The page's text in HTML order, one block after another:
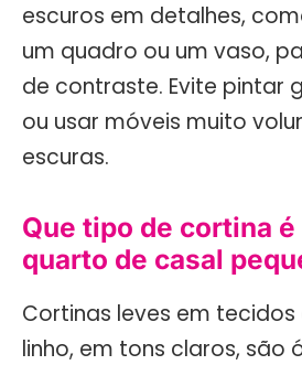
escuros em detalhes,
um quadro ou um vaso,
de contraste. Evite pintar
ou usar móveis muito
escuras.
Que tipo de cortina
quarto de casal
Cortinas leves em
linho, em tons claros, são